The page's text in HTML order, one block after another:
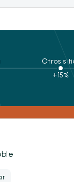
Otros
+15%